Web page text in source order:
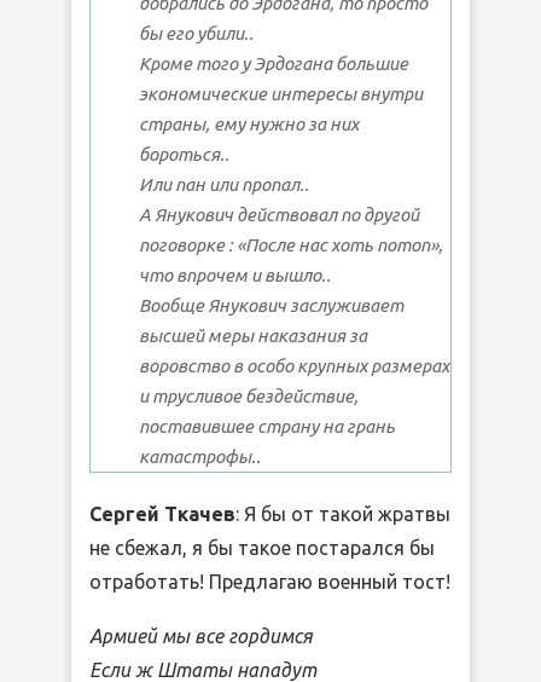
бы его убили..
Кроме того у Эрдогана большие
экономические интересы внутри
страны, ему нужно за них
бороться..
Или пан или пропал..
А Янукович действовал по другой
поговорке : «После нас хоть потоп»,
что впрочем и вышло..
Вообще Янукович заслуживает
высшей меры наказания за
воровство в особо крупных размерах
и трусливое бездействие,
поставившее страну на грань
катастрофы..
Сергей Ткачев: Я бы от такой жратвы
не сбежал, я бы такое постарался бы
отработать! Предлагаю военный тост!
Армией мы все гордимся
Если ж Штаты нападут